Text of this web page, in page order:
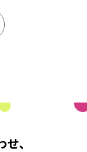
、